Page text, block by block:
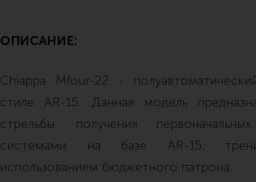
ОПИСАНИЕ:
Chiappa Mfour-22 -
стиле AR-15. Данная модель
стрельбы, получения
системами на базе AR-15,
использованием бюджетного патрона.